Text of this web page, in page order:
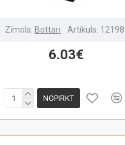
Zīmols: Bottari Artikuls: 12198
6.03€
NOPIRKT